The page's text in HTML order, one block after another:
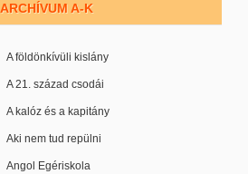
ARCHÍVUM A-K
A földönkívüli kislány
A 21. század csodái
A kalóz és a kapitány
Aki nem tud repülni
Angol Egériskola